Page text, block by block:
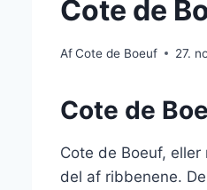
Cote de
AfCote de Boeuf 27.
Cote de
Cote de Boeuf,
del af ribbenene.